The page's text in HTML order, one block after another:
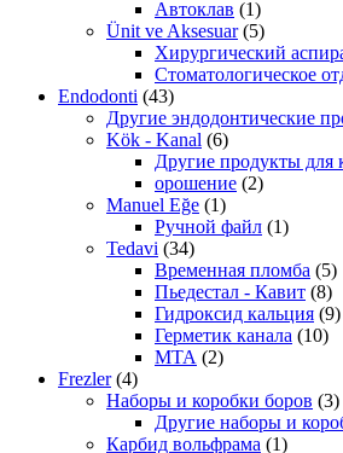
Автоклав (1)
Ünit ve Aksesuar (5)
Хирургический
Стоматологическое
Endodonti (43)
Другие эндодонтические
Kök - Kanal (6)
Другие продукты для
орошение (2)
Manuel Eğe (1)
Ручной файл (1)
Tedavi (34)
Временная пломба (5)
Пьедестал - Кавит (8)
Гидроксид кальция (9)
Герметик канала (10)
МТА (2)
Frezler (4)
Наборы и коробки боров (3)
Другие наборы и
Карбид вольфрама (1)